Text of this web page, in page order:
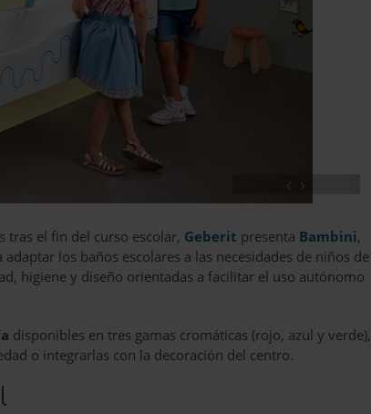
‹ ›
tras el fin del curso escolar, Geberit presenta Bambini,
adaptar los baños escolares a las necesidades de niños de
higiene y diseño orientadas a facilitar el uso autónomo
disponibles en tres gamas cromáticas (rojo, azul y verde),
o integrarlas con la decoración del centro.